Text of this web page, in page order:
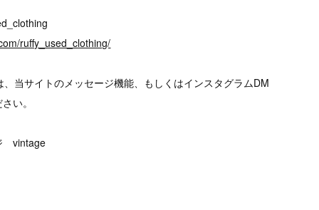
ruffy_used_clothing/
当サイトのメッセージ機能、もしくはインスタグラムDM
い。
vintage